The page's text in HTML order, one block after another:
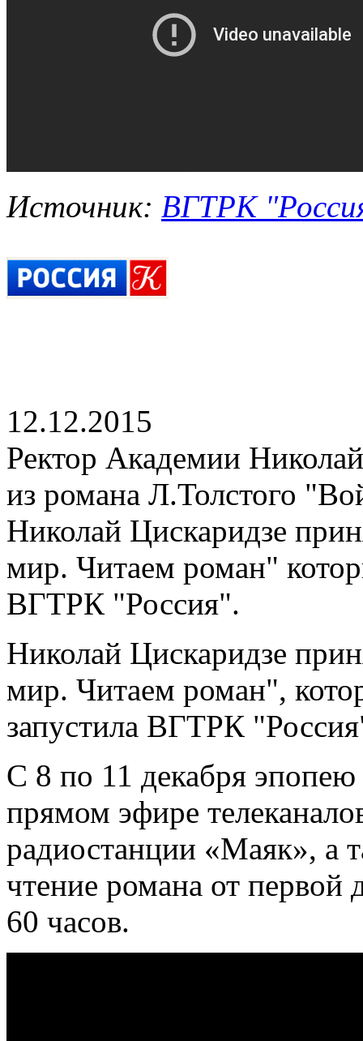
Источник: ВГТРК
12.12.2015
Ректор Академии
из романа Л.Толстого
Николай Цискаридзе
мир. Читаем роман"
ВГТРК "Россия".
Николай Цискаридзе
мир. Читаем роман",
запустила ВГТРК
С 8 по 11 декабря эпопею
прямом эфире
радиостанции «Маяк», а
чтение романа от первой
60 часов.